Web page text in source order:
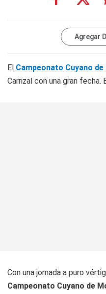
Agregar
El Campeonato Cuyano
Carrizal con una gran fecha.
Con una jornada a puro
Campeonato Cuyano de